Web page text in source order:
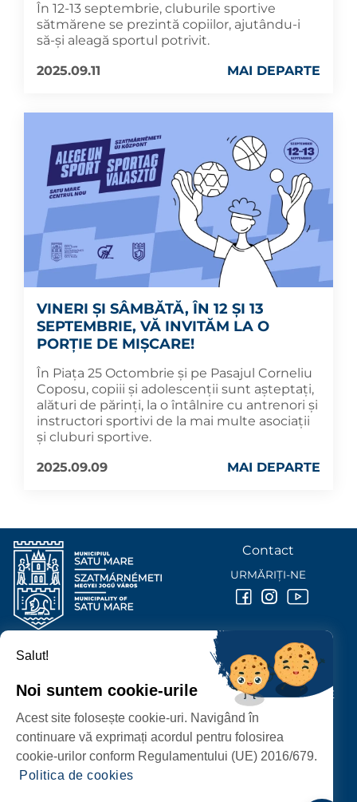
În 12-13 septembrie, cluburile sportive
sătmărene se prezintă copiilor, ajutându-i
să-și aleagă sportul potrivit.
2025.09.11
MAI DEPARTE
VINERI ȘI SÂMBĂTĂ, ÎN 12 ȘI 13
SEPTEMBRIE, VĂ INVITĂM LA O
PORȚIE DE MIȘCARE!
În Piața 25 Octombrie și pe Pasajul Corneliu
Coposu, copiii și adolescenții sunt așteptați,
alături de părinți, la o întâlnire cu antrenori și
instructori sportivi de la mai multe asociații
și cluburi sportive.
2025.09.09
MAI DEPARTE
PROTECȚIA DATELOR PERSONALE
PRIMĂRIA MUNICIPIULUI
P-ȚA 25 OCTOMBRIE, NR. 1 CORP M, 440026 SATU MARE
Contact
URMĂRIȚI-NE
Salut!
Noi suntem cookie-urile
Acest site folosește cookie-uri. Navigând în
continuare vă exprimați acordul pentru folosirea
cookie-urilor conform Regulamentului (UE) 2016/679.
Politica de cookies